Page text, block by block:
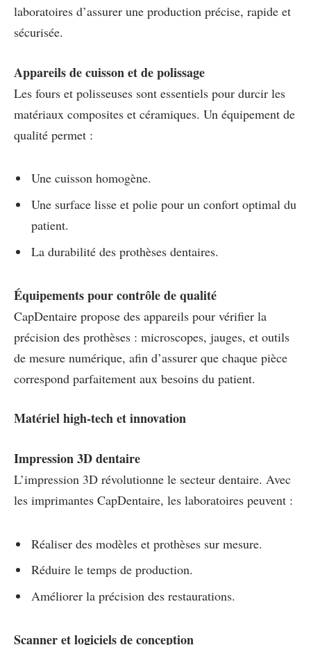
laboratoires d’assurer une production précise, rapide et
sécurisée.
Appareils de cuisson et de polissage
Les fours et polisseuses sont essentiels pour durcir les
matériaux composites et céramiques. Un équipement de
qualité permet :
Une cuisson homogène.
Une surface lisse et polie pour un confort optimal du
patient.
La durabilité des prothèses dentaires.
Équipements pour contrôle de qualité
CapDentaire propose des appareils pour vérifier la
précision des prothèses : microscopes, jauges, et outils
de mesure numérique, afin d’assurer que chaque pièce
correspond parfaitement aux besoins du patient.
Matériel high-tech et innovation
Impression 3D dentaire
L’impression 3D révolutionne le secteur dentaire. Avec
les imprimantes CapDentaire, les laboratoires peuvent :
Réaliser des modèles et prothèses sur mesure.
Réduire le temps de production.
Améliorer la précision des restaurations.
Scanner et logiciels de conception